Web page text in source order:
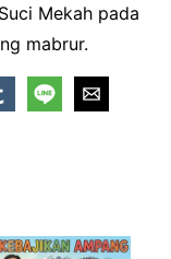
Mekah pada
mabrur.